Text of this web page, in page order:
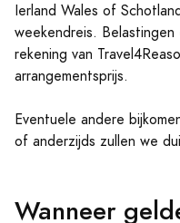
Ierland Wales of
weekendreis.
rekening van
arrangementsprijs.
Eventuele andere
of anderzijds zullen we
Wanneer